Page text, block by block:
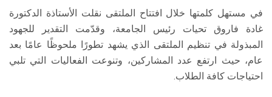
في مستهل كلمتها خلال افتتاح الملتقى نقلت الأستاذة الدكتورة
غادة فاروق تحيات رئيس الجامعة، وقدّمت التقدير للجهود
المبذولة في تنظيم الملتقى الذي يشهد تطورًا ملحوظًا عامًا بعد
عام، حيث ارتفع عدد المشاركين، وتنوعت الفعاليات التي تلبي
احتياجات كافة الطلاب.